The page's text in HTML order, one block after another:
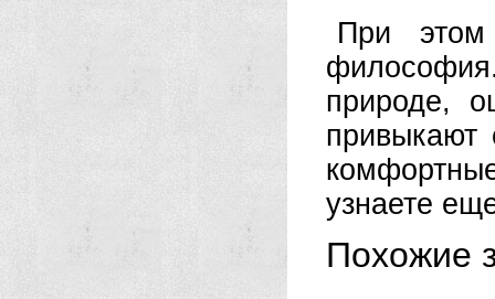
При
природе,
привыкают
узнаете
Похожие